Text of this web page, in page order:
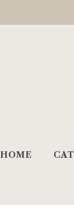
HOME